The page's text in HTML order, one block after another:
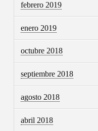
febrero 2019
enero 2019
octubre 2018
septiembre 2018
agosto 2018
abril 2018